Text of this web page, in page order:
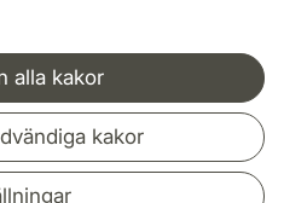
alla kakor
kakor
och nätverk